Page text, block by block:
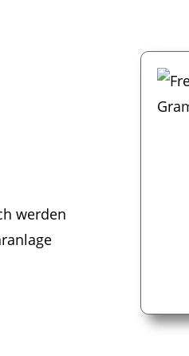
werden